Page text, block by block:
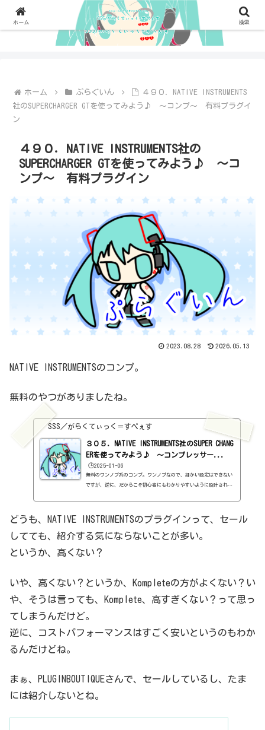
ホーム ぷらぐいん
４９０．NATIVE INSTRUMENTS
社のSUPERCHARGER GTを使ってみよう♪ ～コンプ～ 有料プラグイ
ン
４９０．NATIVE INSTRUMENTS社の
SUPERCHARGER GTを使ってみよう♪ ～コ
ンプ～ 有料プラグイン
2023.08.28 2026.05.13
NATIVE INSTRUMENTSのコンプ。
無料のやつがありましたね。
SSS／がらくてぃっく＝すぺぇす
３０５．NATIVE INSTRUMENTS社のSUPER CHANG
ERを使ってみよう♪ ～コンプレッサー...
🕒️2025-01-06
無料のワンノブ系のコンプ。ワンノブなので、細かい設定はできない
ですが、逆に、だからこそ初心者にもわかりやすいように設計されて
ワンノブとは言え、実は、色々と機能もついていたりするし。基本情
報ダウンロードはこちら。https://www.native-instruments.com/j
p/products/komplete/effects/supercharger/インストール方法Nat
からな...
どうも、NATIVE INSTRUMENTSのプラグインって、セール
してても、紹介する気にならないことが多い。
というか、高くない？
いや、高くない？というか、Kompleteの方がよくない？い
や、そうは言っても、Komplete、高すぎくない？って思っ
てしまうんだけど。
逆に、コストパフォーマンスはすごく安いというのもわか
るんだけどね。
まぁ、PLUGINBOUTIQUEさんで、セールしているし、たま
には紹介しないとね。
ホーム 検索